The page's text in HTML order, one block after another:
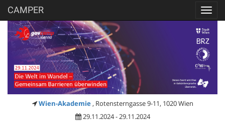
CAMPER
Wien-Akademie , Rotensterngasse 9-11, 1020 Wien
29.11.2024 - 29.11.2024